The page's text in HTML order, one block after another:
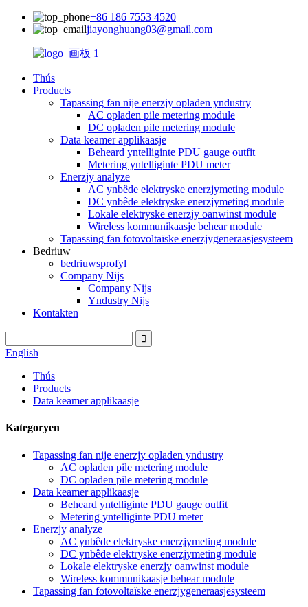
+86 186 7553 4520
jiayonghuang03@gmail.com
Thús
Products
Tapassing fan nije enerzjy opladen yndustry
AC opladen pile metering module
DC opladen pile metering module
Data keamer applikaasje
Beheard yntelliginte PDU gauge outfit
Metering yntelliginte PDU meter
Enerzjy analyze
AC ynbêde elektryske enerzjymeting module
DC ynbêde elektryske enerzjymeting module
Lokale elektryske enerzjy oanwinst module
Wireless kommunikaasje behear module
Tapassing fan fotovoltaïske enerzjygeneraasjesysteem
Bedriuw
bedriuwsprofyl
Company Nijs
Company Nijs
Yndustry Nijs
Kontakten
English
Thús
Products
Data keamer applikaasje
Kategoryen
Tapassing fan nije enerzjy opladen yndustry
AC opladen pile metering module
DC opladen pile metering module
Data keamer applikaasje
Beheard yntelliginte PDU gauge outfit
Metering yntelliginte PDU meter
Enerzjy analyze
AC ynbêde elektryske enerzjymeting module
DC ynbêde elektryske enerzjymeting module
Lokale elektryske enerzjy oanwinst module
Wireless kommunikaasje behear module
Tapassing fan fotovoltaïske enerzjygeneraasjesysteem